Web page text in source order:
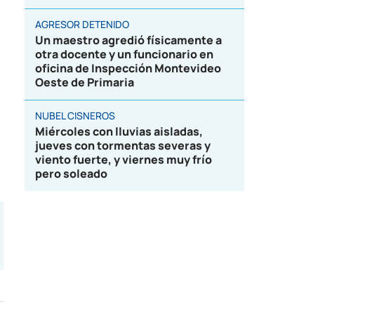
AGRESOR DETENIDO
Un maestro agredió físicamente a
otra docente y un funcionario en
oficina de Inspección Montevideo
Oeste de Primaria
NUBEL CISNEROS
Miércoles con lluvias aisladas,
jueves con tormentas severas y
viento fuerte, y viernes muy frío
pero soleado